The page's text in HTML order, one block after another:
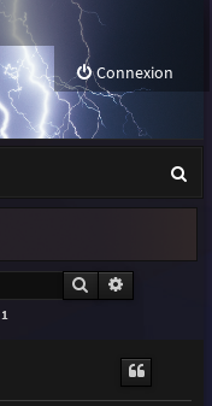
Connexion
e
Rechercher
1